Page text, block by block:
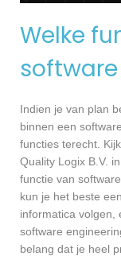
Welke
Indien je van plan
binnen een
functies terecht.
Quality Logix B.V.
functie van
kun je het beste
informatica volgen,
software
belang dat je heel